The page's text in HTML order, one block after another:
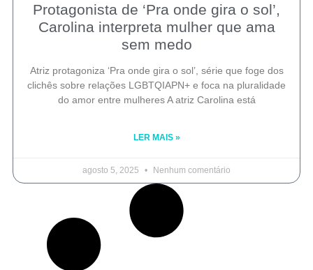
Protagonista de ‘Pra onde gira o sol’,
Carolina interpreta mulher que ama
sem medo
Atriz protagoniza ‘Pra onde gira o sol’, série que foge dos
clichês sobre relações LGBTQIAPN+ e foca na pluralidade
do amor entre mulheres A atriz Carolina está
LER MAIS »
agosto 5, 2025 Nenhum comentário